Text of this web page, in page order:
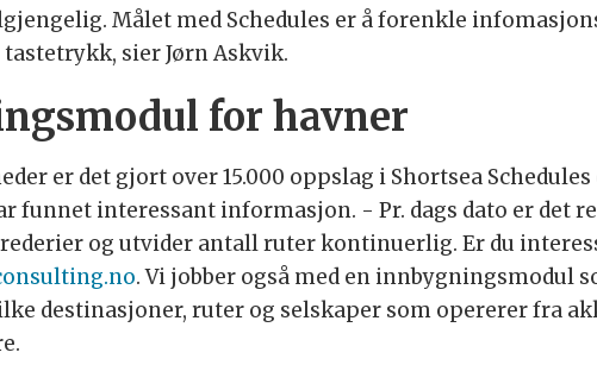
Målet med Schedules er å forenkle
tastetrykk, sier Jørn Askvik.
for havner
er det gjort over 15.000 oppslag i Shortsea
funnet interessant informasjon. - Pr. dags dato er det
og utvider antall ruter kontinuerlig. Er du
. Vi jobber også med en innbygningsmodul
destinasjoner, ruter og selskaper som opererer fra